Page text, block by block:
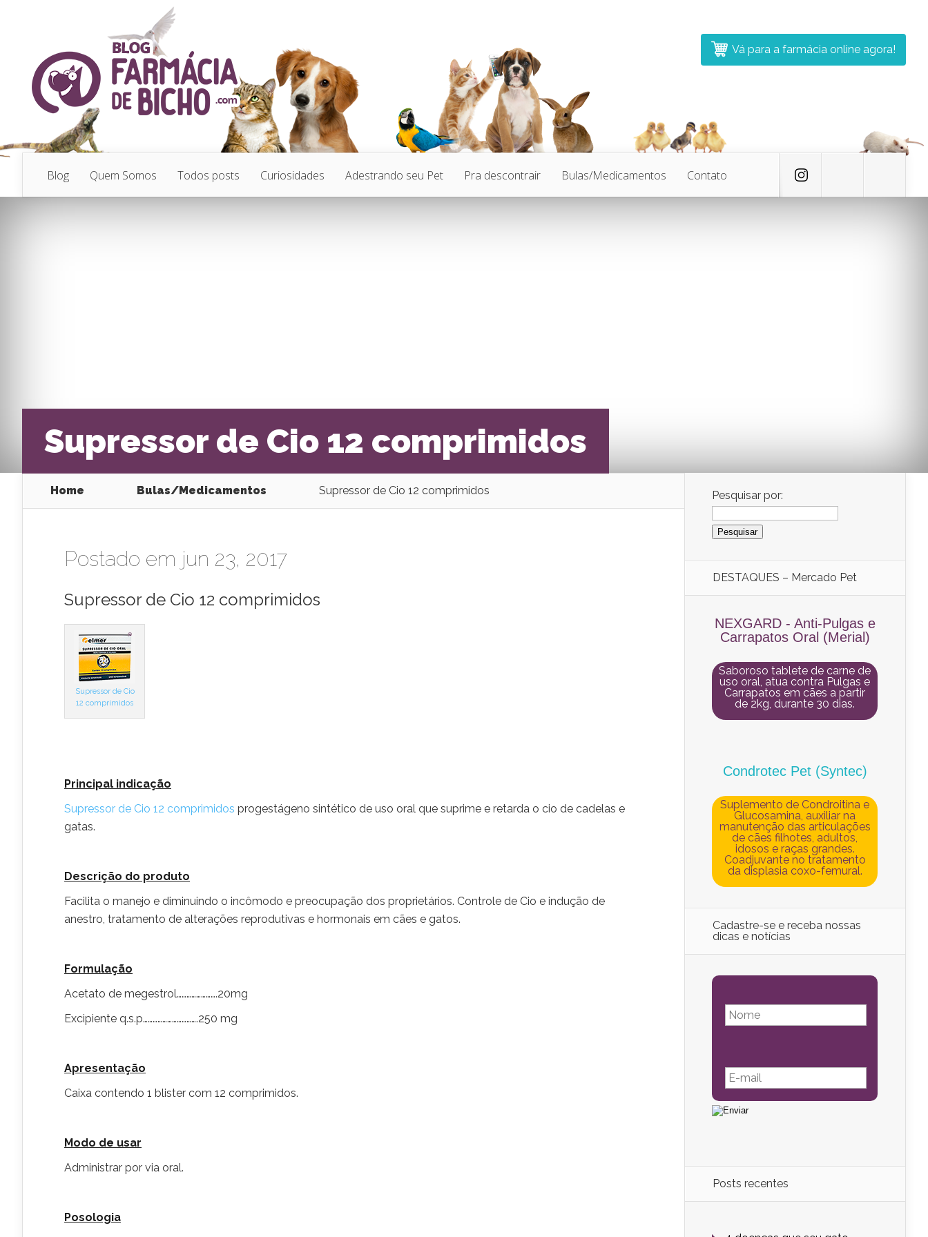
Vá para a farmácia online agora!
Blog Quem Somos Todos posts Curiosidades Adestrando seu Pet Pra descontrair Bulas/Medicamentos Contato
Supressor de Cio 12 comprimidos
Home Bulas/Medicamentos Supressor de Cio 12 comprimidos
Postado em jun 23, 2017
Supressor de Cio 12 comprimidos
Supressor de Cio
12 comprimidos
Principal indicação
Supressor de Cio 12 comprimidos progestágeno sintético de uso oral que suprime e retarda o cio de cadelas e
gatas.
Descrição do produto
Facilita o manejo e diminuindo o incômodo e preocupação dos proprietários. Controle de Cio e indução de
anestro, tratamento de alterações reprodutivas e hormonais em cães e gatos.
Formulação
Acetato de megestrol…………………….20mg
Excipiente q.s.p…………………………….250 mg
Apresentação
Caixa contendo 1 blister com 12 comprimidos.
Modo de usar
Administrar por via oral.
Posologia
Pesquisar por:
DESTAQUES – Mercado Pet
NEXGARD - Anti-Pulgas e
Carrapatos Oral (Merial)
Saboroso tablete de carne de
uso oral, atua contra Pulgas e
Carrapatos em cães a partir
de 2kg, durante 30 dias.
Condrotec Pet (Syntec)
Suplemento de Condroitina e
Glucosamina, auxiliar na
manutenção das articulações
de cães filhotes, adultos,
idosos e raças grandes.
Coadjuvante no tratamento
da displasia coxo-femural.
Cadastre-se e receba nossas
dicas e notícias
Posts recentes